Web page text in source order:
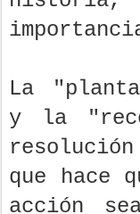
La
y la
que hace